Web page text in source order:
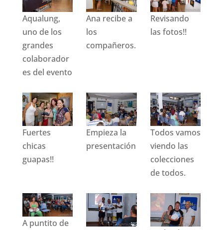
Aqualung,
uno de los
grandes
colaborador
es del evento
Ana recibe a
los
compañeros.
Revisando
las fotos!!
Fuertes
chicas
guapas!!
Empieza la
presentación
Todos vamos
viendo las
colecciones
de todos.
A puntito de